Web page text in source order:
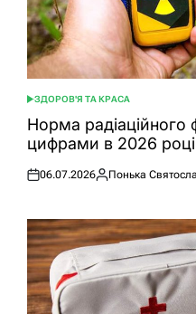
ОПУБЛІКУВАТИ
У
ЗДОРОВ'Я ТА КРАСА
Норма радіаційного
цифрами в 2026 році
Оприлюднено
06.07.2026
Опубліковано
Понька